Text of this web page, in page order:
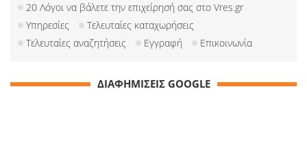
20 Λόγοι να βάλετε την επιχείρησή σας στο Vres.gr
Υπηρεσίες
Τελευταίες καταχωρήσεις
Τελευταίες αναζητήσεις
Εγγραφή Επικοινωνία
ΔΙΑΦΗΜΙΣΕΙΣ GOOGLE